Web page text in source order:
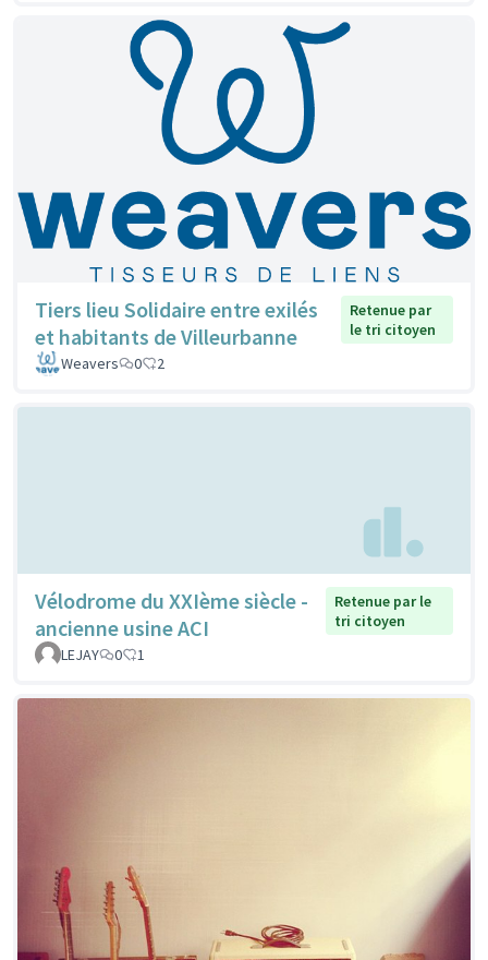
Tiers lieu Solidaire entre exilés
et habitants de Villeurbanne
Retenue par
le tri citoyen
Weavers
0 2
Vélodrome du XXIème siècle -
ancienne usine ACI
Retenue par le
tri citoyen
LEJAY
0 1